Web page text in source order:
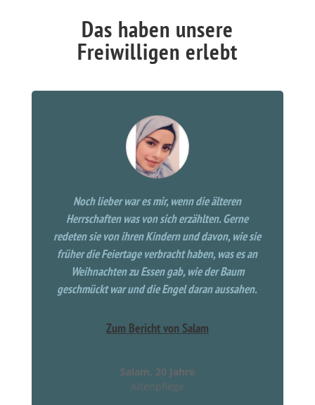
Das haben unsere
Freiwilligen erlebt
Noch lieber war es mir, wenn die älteren
Herrschaften was von sich erzählten. Gerne
redeten sie von ihren Kindern und davon, wie sie
früher die Feiertage verbracht haben, was es an
Weihnachten zu Essen gab, wie der Baum
geschmückt war und die Engel daran aussahen.
Zum Bericht von Salam
Salam, 20 Jahre
Altenpflege